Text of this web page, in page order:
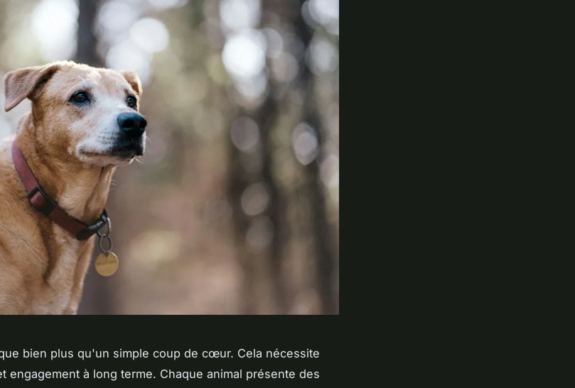
bien plus qu'un simple coup de cœur. Cela nécessite
engagement à long terme. Chaque animal présente des